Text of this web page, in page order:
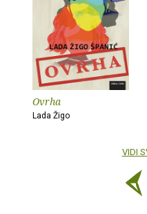
Ovrha
Lada Žigo
VIDI